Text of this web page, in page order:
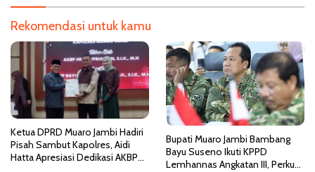
i
p
o
s
Rekomendasi untuk kamu
Ketua DPRD Muaro Jambi Hadiri
Pisah Sambut Kapolres, Aidi
Hatta Apresiasi Dedikasi AKBP
Bupati Muaro Jambi Bambang
Bayu Suseno Ikuti KPPD
Lemhannas Angkatan III, Perkuat